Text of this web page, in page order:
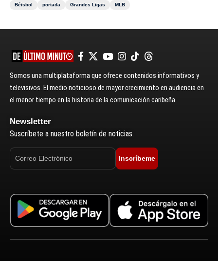
Béisbol
portada Grandes Ligas MLB
Somos una multiplataforma que ofrece contenidos informativos y
televisivos. El medio noticioso de mayor crecimiento en audiencia en
el menor tiempo en la historia de la comunicación caribeña.
Newsletter
Suscríbete a nuestro boletín de noticias.
Inscríbeme